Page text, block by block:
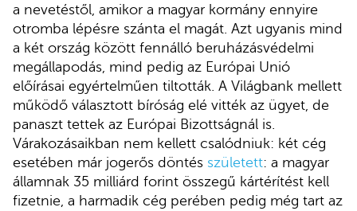
a nevetéstől, amikor a magyar kormány ennyire
otromba lépésre szánta el magát. Azt ugyanis mind
a két ország között fennálló beruházásvédelmi
megállapodás, mind pedig az Európai Unió
előírásai egyértelműen tiltották. A Világbank mellett
működő választott bíróság elé vitték az ügyet, de
panaszt tettek az Európai Bizottságnál is.
Várakozásaikban nem kellett csalódniuk: két cég
esetében már jogerős döntés született: a magyar
államnak 35 milliárd forint összegű kártérítést kell
fizetnie, a harmadik cég perében pedig még tart az